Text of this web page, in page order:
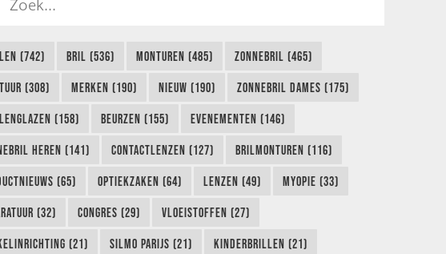
(742) BRIL (536) MONTUREN (485) ZONNEBRIL (465)
(308) MERKEN (190) NIEUW (190) ZONNEBRIL DAMES (175)
(158) BEURZEN (155) EVENEMENTEN (146)
HEREN (141) CONTACTLENZEN (127) BRILMONTUREN (116)
(65) OPTIEKZAKEN (64) LENZEN (49) MYOPIE (33)
(32) CONGRES (29) VLOEISTOFFEN (27)
(21) SILMO PARIJS (21) KINDERBRILLEN (21)